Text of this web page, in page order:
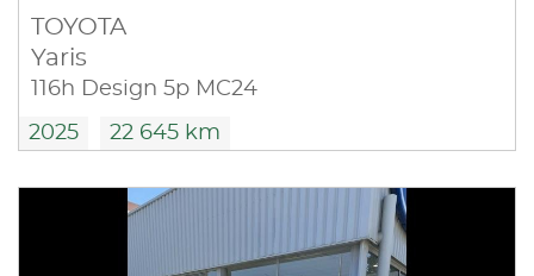
TOYOTA
Yaris
116h Design 5p MC24
2025 22 645 km